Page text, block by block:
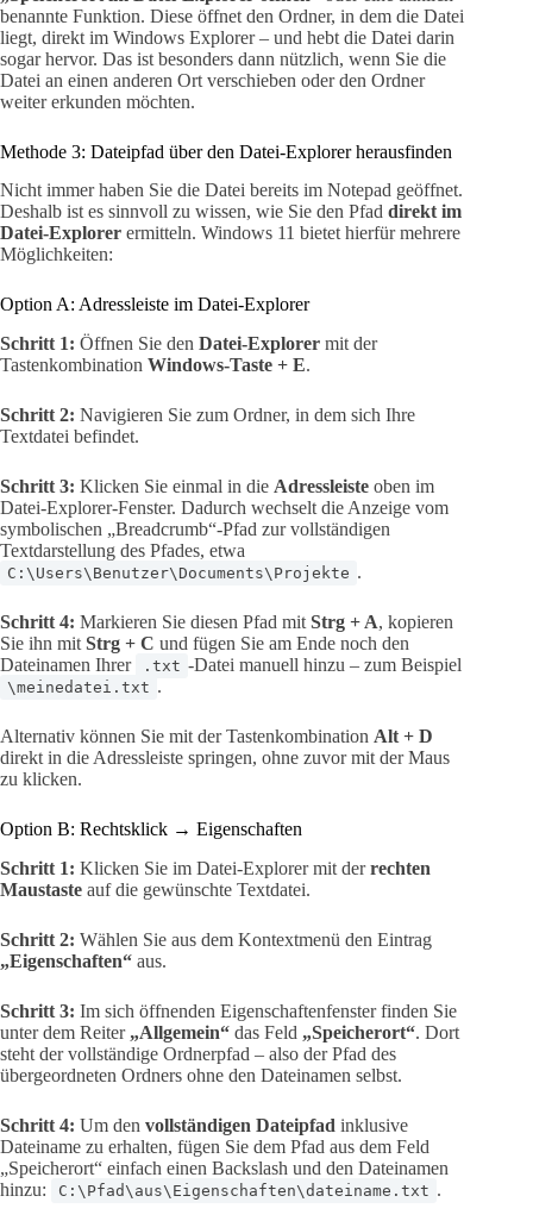
benannte Funktion. Diese öffnet den Ordner, in dem die Datei
liegt, direkt im Windows Explorer – und hebt die Datei darin
sogar hervor. Das ist besonders dann nützlich, wenn Sie die
Datei an einen anderen Ort verschieben oder den Ordner
weiter erkunden möchten.
Methode 3: Dateipfad über den Datei-Explorer herausfinden
Nicht immer haben Sie die Datei bereits im Notepad geöffnet.
Deshalb ist es sinnvoll zu wissen, wie Sie den Pfad direkt im
Datei-Explorer ermitteln. Windows 11 bietet hierfür mehrere
Möglichkeiten:
Option A: Adressleiste im Datei-Explorer
Schritt 1: Öffnen Sie den Datei-Explorer mit der
Tastenkombination Windows-Taste + E.
Schritt 2: Navigieren Sie zum Ordner, in dem sich Ihre
Textdatei befindet.
Schritt 3: Klicken Sie einmal in die Adressleiste oben im
Datei-Explorer-Fenster. Dadurch wechselt die Anzeige vom
symbolischen „Breadcrumb“-Pfad zur vollständigen
Textdarstellung des Pfades, etwa
C:\Users\Benutzer\Documents\Projekte .
Schritt 4: Markieren Sie diesen Pfad mit Strg + A, kopieren
Sie ihn mit Strg + C und fügen Sie am Ende noch den
Dateinamen Ihrer
.txt -Datei manuell hinzu – zum Beispiel
\meinedatei.txt .
Alternativ können Sie mit der Tastenkombination Alt + D
direkt in die Adressleiste springen, ohne zuvor mit der Maus
zu klicken.
Option B: Rechtsklick → Eigenschaften
Schritt 1: Klicken Sie im Datei-Explorer mit derrechten
Maustaste auf die gewünschte Textdatei.
Schritt 2: Wählen Sie aus dem Kontextmenü den Eintrag
„Eigenschaften“ aus.
Schritt 3: Im sich öffnenden Eigenschaftenfenster finden Sie
unter dem Reiter „Allgemein“ das Feld „Speicherort“. Dort
steht der vollständige Ordnerpfad – also der Pfad des
übergeordneten Ordners ohne den Dateinamen selbst.
Schritt 4: Um den vollständigen Dateipfad inklusive
Dateiname zu erhalten, fügen Sie dem Pfad aus dem Feld
„Speicherort“ einfach einen Backslash und den Dateinamen
hinzu:
C:\Pfad\aus\Eigenschaften\dateiname.txt .